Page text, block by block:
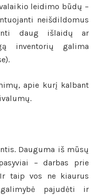
leidimo būdų –
neišdildomus
daug išlaidų ar
inventorių galima
apie kurį kalbant
Dauguma iš mūsų
– darbas prie
taip vos ne kiaurus
pajudėti ir